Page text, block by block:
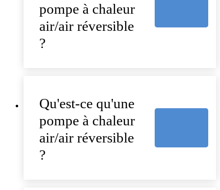
pompe à chaleur
air/air réversible
?
Qu'est-ce qu'une
pompe à chaleur
air/air réversible
?